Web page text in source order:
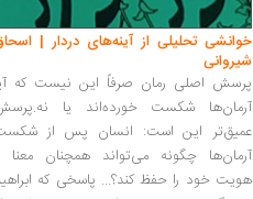
خوانشی تحلیلی از آینه‌های دردار |
شیروانی
پرسش اصلی رمان صرفاً این نیست که
آرمان‌ها شکست خورده‌اند یا
عمیق‌تر این است: انسان پس از
آرمان‌ها چگونه می‌تواند همچنان معنا
هویت خود را حفظ کند؟... پاسخی که